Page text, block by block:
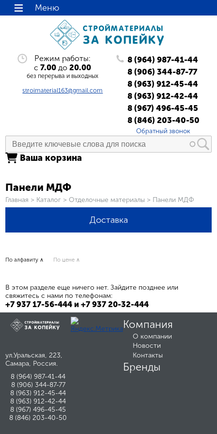
Режим работы:
с7.00 до20.00
без перерыва и выходных
stroimaterial163@gmail.com
8 (964) 987-41-44
8 (906) 344-87-77
8 (963) 912-45-44
8 (963) 912-42-44
8 (967) 496-45-45
8 (846) 203-40-50
Обратный звонок
Ваша корзина
Меню
Панели МДФ
Вы здесь
Главная > Каталог > Отделочные материалы > Панели МДФ
Доставка
По алфавиту ∧ По цене ∧
В этом разделе еще ничего нет. Зайдите позднее или
свяжитесь с нами по телефонам:
+7 937 17-56-444 и +7 937 20-32-444
ул.Уральская, 223,
Самара, Россия.
8 (964) 987-41-44
8 (906) 344-87-77
8 (963) 912-45-44
8 (963) 912-42-44
8 (967) 496-45-45
8 (846) 203-40-50
Компания
О компании
Новости
Контакты
Бренды